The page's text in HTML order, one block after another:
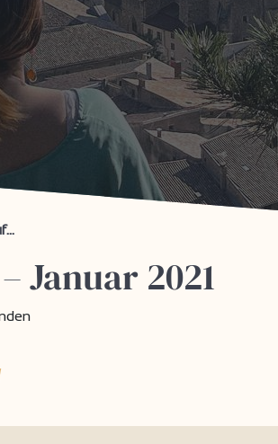
Januar 2021